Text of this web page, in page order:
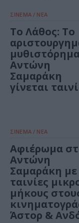
ΣΙΝΕΜΑ / ΝΕΑ
Το Λάθος: Το
Αντώνη
Σαμαράκη
γίνεται
ΣΙΝΕΜΑ / ΝΕΑ
Αφιέρωμα
Αντώνη
Σαμαράκη με
ταινίες
μήκους
Άστορ &